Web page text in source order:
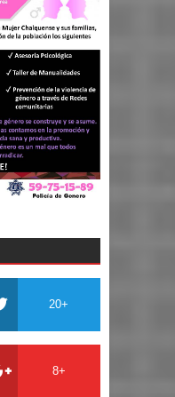
20+
8+